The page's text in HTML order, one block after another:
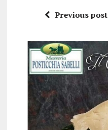
Previous post